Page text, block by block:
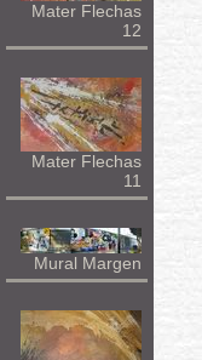
Mater Flechas
12
Mater Flechas
11
Mural Margen